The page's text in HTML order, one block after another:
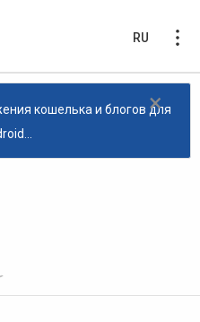
RU
×
кошелька и блогов для